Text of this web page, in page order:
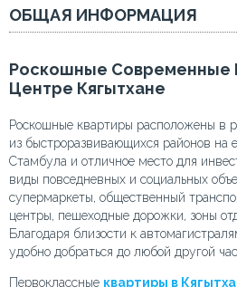
ОБЩАЯ ИНФОРМАЦИЯ
Роскошные Современные
Центре Кягытхане
Роскошные квартиры расположены в
из быстроразвивающихся районов на
Стамбула и отличное место для
виды повседневных и социальных
супермаркеты, общественный
центры, пешеходные дорожки, зоны
Благодаря близости к
удобно добраться до любой другой
Первоклассные квартиры в